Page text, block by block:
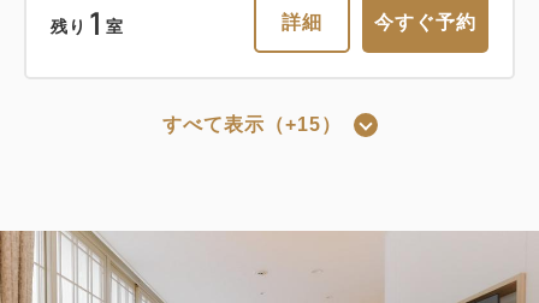
残り 1 室 詳細 今すぐ予約
使えるワンドリンク特典付きプラン～
食事なし～
すべて表示（+15）